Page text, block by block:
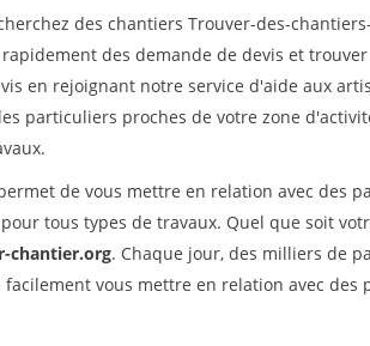
des chantiers Trouver-des-
des demande de devis et trouver
en rejoignant notre service d'aide aux
particuliers proches de votre zone
de vous mettre en relation avec des
tous types de travaux. Quel que soit
chantier.org. Chaque jour, des milliers de
vous mettre en relation avec